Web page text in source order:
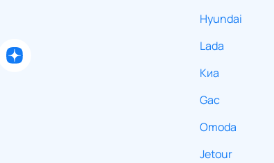
Hyundai
Lada
Киа
Gac
Omoda
Jetour